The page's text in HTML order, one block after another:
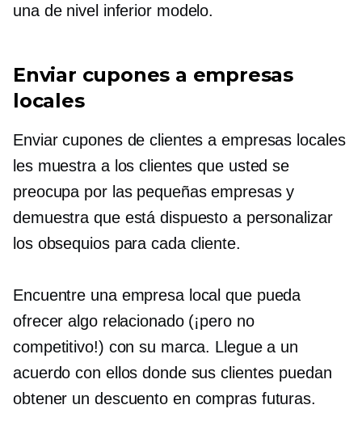
una de nivel inferiormodelo.
Enviar cupones a empresas
locales
Enviar cupones de clientes a empresas locales
les muestra a los clientes que usted se
preocupa por las pequeñas empresas y
demuestra que está dispuesto a personalizar
los obsequios para cada cliente.
Encuentre una empresa local que pueda
ofrecer algo relacionado (¡pero no
competitivo!) con su marca. Llegue a un
acuerdo con ellos donde sus clientes puedan
obtener un descuento en compras futuras.